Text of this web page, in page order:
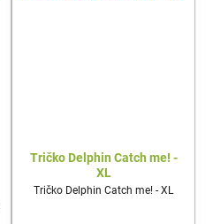
Tričko Delphin Catch me! -
XL
Tričko Delphin Catch me! - XL